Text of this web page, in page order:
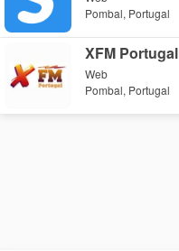
Pombal, Portugal
XFM Portugal
Web
Pombal, Portugal